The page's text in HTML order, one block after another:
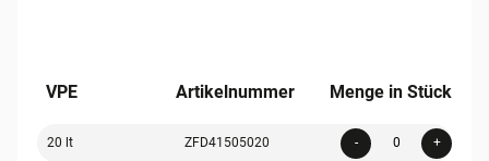
VPE Artikelnummer Menge in Stück
20 lt ZFD41505020 - +